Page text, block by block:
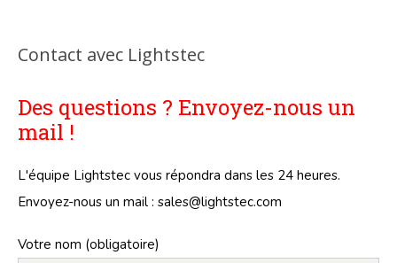
Contact avec Lightstec
Des questions ? Envoyez-nous un
mail !
L'équipe Lightstec vous répondra dans les 24 heures.
Envoyez-nous un mail : sales@lightstec.com
Votre nom (obligatoire)